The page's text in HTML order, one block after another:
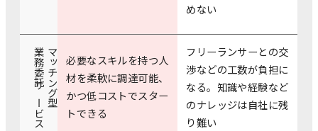
めない
マッチング型
業務委託サービス
必要なスキルを持つ人
材を柔軟に調達可能、
かつ低コストでスター
トできる
フリーランサーとの交
渉などの工数が負担に
なる。知識や経験など
のナレッジは自社に残
り難い